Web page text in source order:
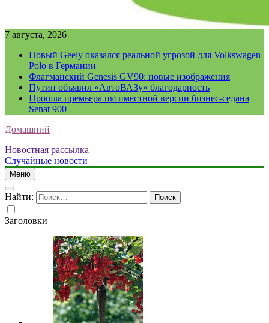
7 августа, 2026
Новый Geely оказался реальной угрозой для Volkswagen
Polo в Германии
Флагманский Genesis GV90: новые изображения
Путин объявил «АвтоВАЗу» благодарность
Прошла премьера пятиместной версии бизнес-седана
Senat 900
Домашний
Новостная рассылка
Случайные новости
Меню
Найти:
Заголовки